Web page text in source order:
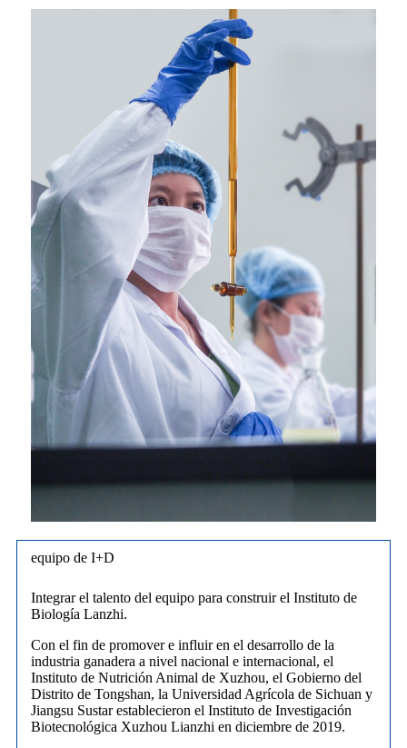
equipo de I+D
Integrar el talento del equipo para construir el Instituto de
Biología Lanzhi.
Con el fin de promover e influir en el desarrollo de la
industria ganadera a nivel nacional e internacional, el
Instituto de Nutrición Animal de Xuzhou, el Gobierno del
Distrito de Tongshan, la Universidad Agrícola de Sichuan y
Jiangsu Sustar establecieron el Instituto de Investigación
Biotecnológica Xuzhou Lianzhi en diciembre de 2019.